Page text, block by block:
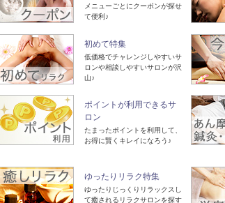
メニューごとにクーポンが探せ
て便利♪
初めて特集
低価格でチャレンジしやすいサ
ロンや相談しやすいサロンが沢
山♪
ポイントが利用できるサ
ロン
たまったポイントを利用して、
お得に賢くキレイになろう♪
ゆったりリラク特集
ゆったりじっくりリラックスし
て癒されるリラクサロンを探す